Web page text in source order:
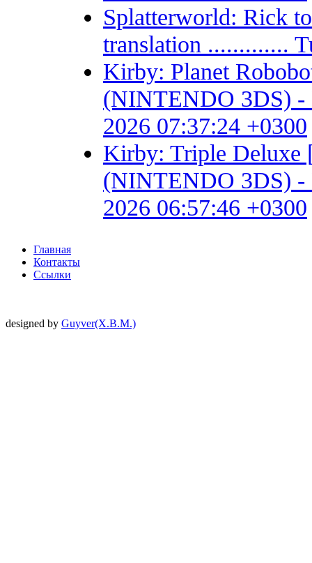
Splatterworld: Rick
translation .............
Kirby: Planet
(NINTENDO 3DS) -
2026 07:37:24 +0300
Kirby: Triple
(NINTENDO 3DS) -
2026 06:57:46 +0300
Главная
Контакты
Ссылки
designed by Guyver(X.B.M.)